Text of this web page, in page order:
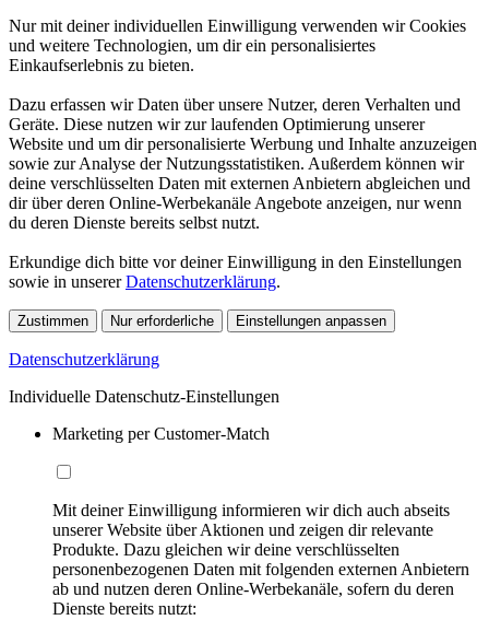
Nur mit deiner individuellen Einwilligung verwenden wir Cookies
und weitere Technologien, um dir ein personalisiertes
Einkaufserlebnis zu bieten.
Dazu erfassen wir Daten über unsere Nutzer, deren Verhalten und
Geräte. Diese nutzen wir zur laufenden Optimierung unserer
Website und um dir personalisierte Werbung und Inhalte anzuzeigen
sowie zur Analyse der Nutzungsstatistiken. Außerdem können wir
deine verschlüsselten Daten mit externen Anbietern abgleichen und
dir über deren Online-Werbekanäle Angebote anzeigen, nur wenn
du deren Dienste bereits selbst nutzt.
Erkundige dich bitte vor deiner Einwilligung in den Einstellungen
sowie in unsererDatenschutzerklärung.
Zustimmen Nur erforderliche Einstellungen anpassen
Datenschutzerklärung
Individuelle Datenschutz-Einstellungen
Marketing per Customer-Match
Mit deiner Einwilligung informieren wir dich auch abseits
unserer Website über Aktionen und zeigen dir relevante
Produkte. Dazu gleichen wir deine verschlüsselten
personenbezogenen Daten mit folgenden externen Anbietern
ab und nutzen deren Online-Werbekanäle, sofern du deren
Dienste bereits nutzt: